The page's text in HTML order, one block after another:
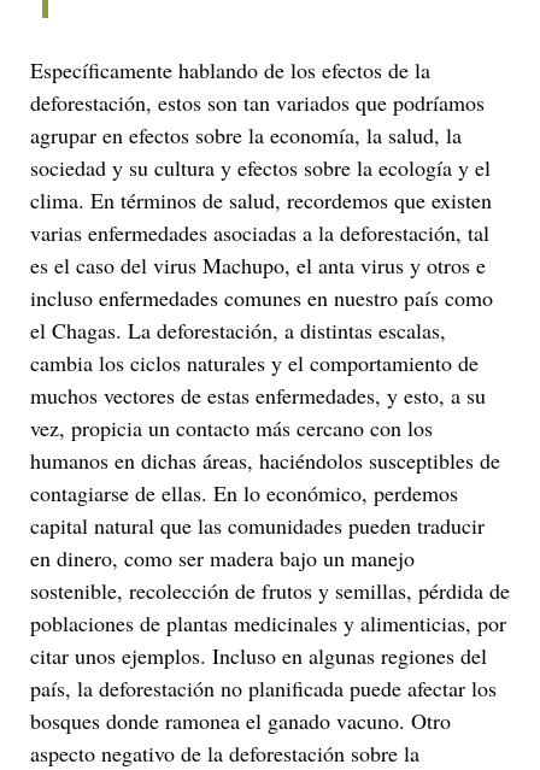
Específicamente hablando de los efectos de la
deforestación, estos son tan variados que podríamos
agrupar en efectos sobre la economía, la salud, la
sociedad y su cultura y efectos sobre la ecología y el
clima. En términos de salud, recordemos que existen
varias enfermedades asociadas a la deforestación, tal
es el caso del virus Machupo, el anta virus y otros e
incluso enfermedades comunes en nuestro país como
el Chagas. La deforestación, a distintas escalas,
cambia los ciclos naturales y el comportamiento de
muchos vectores de estas enfermedades, y esto, a su
vez, propicia un contacto más cercano con los
humanos en dichas áreas, haciéndolos susceptibles de
contagiarse de ellas. En lo económico, perdemos
capital natural que las comunidades pueden traducir
en dinero, como ser madera bajo un manejo
sostenible, recolección de frutos y semillas, pérdida de
poblaciones de plantas medicinales y alimenticias, por
citar unos ejemplos. Incluso en algunas regiones del
país, la deforestación no planificada puede afectar los
bosques donde ramonea el ganado vacuno. Otro
aspecto negativo de la deforestación sobre la